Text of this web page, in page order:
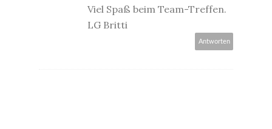
Viel Spaß beim Team-Treffen.
LG Britti
Antworten